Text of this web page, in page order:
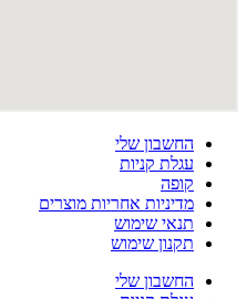
החשבון שלי
עגלת קניות
קופה
מדיניות אחריות מוצרים
תנאי שימוש
תקנון שימוש
החשבון שלי